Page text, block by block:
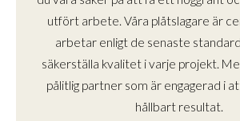
utfört arbete. Våra plåtslagare är
arbetar enligt de senaste
säkerställa kvalitet i varje projekt.
pålitlig partner som är engagerad i
hållbart resultat.